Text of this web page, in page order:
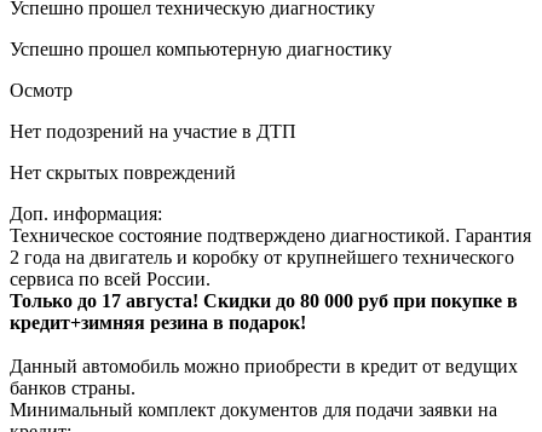
Успешно прошел техническую диагностику
Успешно прошел компьютерную диагностику
Осмотр
Нет подозрений на участие в ДТП
Нет скрытых повреждений
Доп. информация:
Техническое состояние подтверждено диагностикой. Гарантия
2 года на двигатель и коробку от крупнейшего технического
сервиса по всей России.
Только до 17 августа! Скидки до 80 000 руб при покупке в
кредит+зимняя резина в подарок!
Данный автомобиль можно приобрести в кредит от ведущих
банков страны.
Минимальный комплект документов для подачи заявки на